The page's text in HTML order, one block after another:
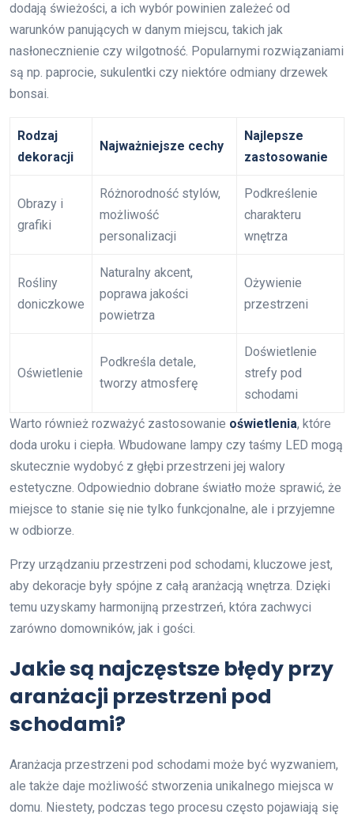
dodają świeżości, a ich wybór powinien zależeć od
warunków panujących w danym miejscu, takich jak
nasłonecznienie czy wilgotność. Popularnymi rozwiązaniami
są np. paprocie, sukulentki czy niektóre odmiany drzewek
bonsai.
Rodzaj
dekoracji
Najważniejsze cechy
Najlepsze
zastosowanie
Obrazy i
grafiki
Różnorodność stylów,
możliwość
personalizacji
Podkreślenie
charakteru
wnętrza
Rośliny
doniczkowe
Naturalny akcent,
poprawa jakości
powietrza
Ożywienie
przestrzeni
Oświetlenie
Podkreśla detale,
tworzy atmosferę
Doświetlenie
strefy pod
schodami
Warto również rozważyć zastosowanie oświetlenia, które
doda uroku i ciepła. Wbudowane lampy czy taśmy LED mogą
skutecznie wydobyć z głębi przestrzeni jej walory
estetyczne. Odpowiednio dobrane światło może sprawić, że
miejsce to stanie się nie tylko funkcjonalne, ale i przyjemne
w odbiorze.
Przy urządzaniu przestrzeni pod schodami, kluczowe jest,
aby dekoracje były spójne z całą aranżacją wnętrza. Dzięki
temu uzyskamy harmonijną przestrzeń, która zachwyci
zarówno domowników, jak i gości.
Jakie są najczęstsze błędy przy
aranżacji przestrzeni pod
schodami?
Aranżacja przestrzeni pod schodami może być wyzwaniem,
ale także daje możliwość stworzenia unikalnego miejsca w
domu. Niestety, podczas tego procesu często pojawiają się